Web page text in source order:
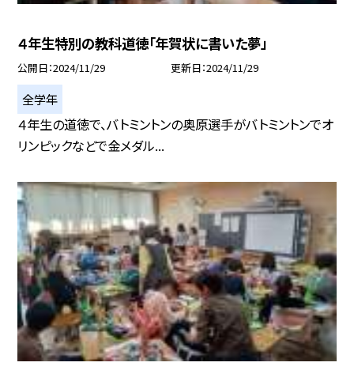
４年生特別の教科道徳「年賀状に書いた夢」
公開日 2024/11/29 更新日 2024/11/29
全学年
４年生の道徳で、バトミントンの奥原選手がバトミントンでオ
リンピックなどで金メダル...